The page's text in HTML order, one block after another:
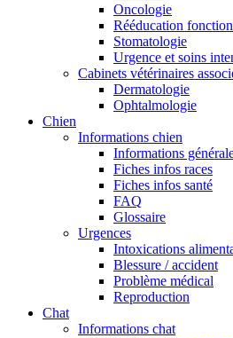
Oncologie
Rééducation
Stomatologie
Urgence et soins
Cabinets vétérinaires
Dermatologie
Ophtalmologie
Chien
Informations chien
Informations
Fiches infos races
Fiches infos santé
FAQ
Glossaire
Urgences
Intoxications
Blessure / accident
Problème médical
Reproduction
Chat
Informations chat